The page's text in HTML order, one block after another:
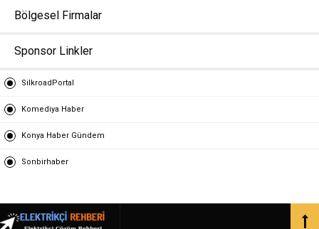
Bölgesel Firmalar
Sponsor Linkler
SilkroadPortal
Komediya Haber
Konya Haber Gündem
Sonbirhaber